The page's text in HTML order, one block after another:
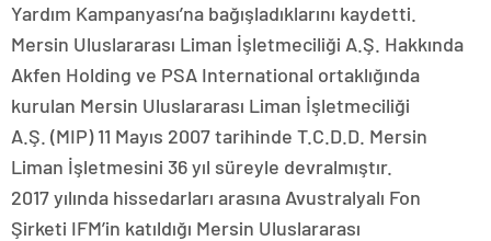
Yardım Kampanyası’na bağışladıklarını kaydetti.
Mersin Uluslararası Liman İşletmeciliği A.Ş. Hakkında
Akfen Holding ve PSA International ortaklığında
kurulan Mersin Uluslararası Liman İşletmeciliği
A.Ş. (MIP) 11 Mayıs 2007 tarihinde T.C.D.D. Mersin
Liman İşletmesini 36 yıl süreyle devralmıştır.
2017 yılında hissedarları arasına Avustralyalı Fon
Şirketi IFM’in katıldığı Mersin Uluslararası